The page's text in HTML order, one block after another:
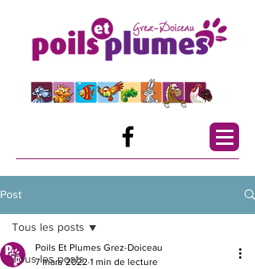
Post
Tous les posts
Tous les posts
Poils Et Plumes Grez-Doiceau
7 mars 2022 1 min de lecture